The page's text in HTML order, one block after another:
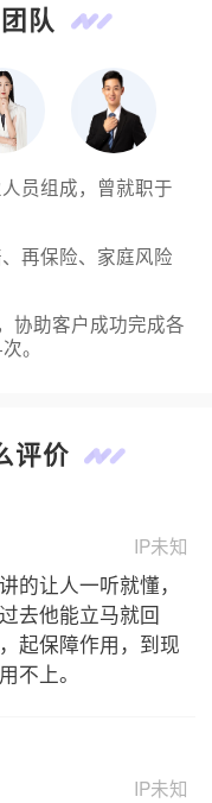
队
员组成，曾就职于
再保险、家庭风险
协助客户成功完成各
。
评价
IP未知
的让人一听就懂，
去他能立马就回
起保障作用，到现
不上。
IP未知